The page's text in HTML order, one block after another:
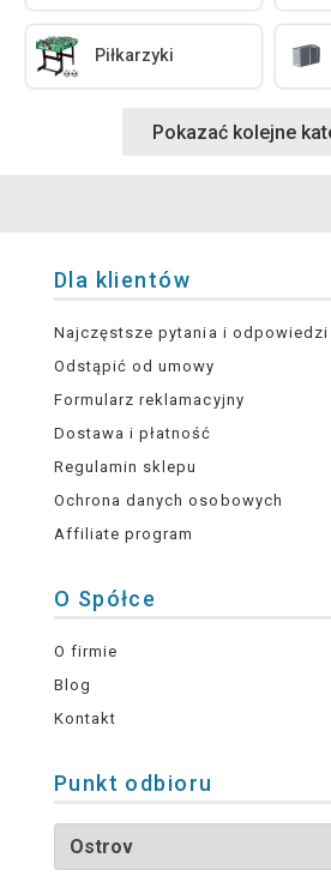
Piłkarzyki
Pokazać kolejne
Dla klientów
Najczęstsze pytania i odpowiedzi
Odstąpić od umowy
Formularz reklamacyjny
Dostawa i płatność
Regulamin sklepu
Ochrona danych osobowych
Affiliate program
O Spółce
O firmie
Blog
Kontakt
Punkt odbioru